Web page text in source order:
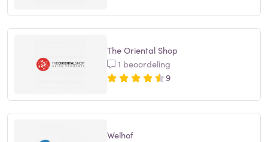
The Oriental Shop
1 beoordeling
9
Welhof